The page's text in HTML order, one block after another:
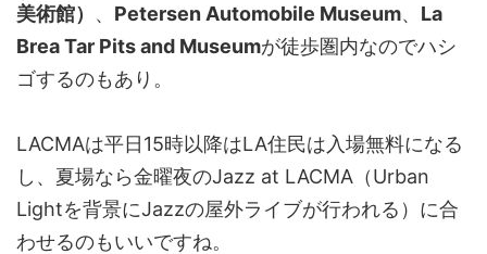
美術館） 、 Petersen Automobile Museum、 La
Brea Tar Pits and Museumが徒歩圏内なのでハシ
ゴするのもあり。
LACMAは平日15時以降はLA住民は入場無料になる
し、夏場なら金曜夜のJazz at LACMA（Urban
Lightを背景にJazzの屋外ライブが行われる）に合
わせるのもいいですね。